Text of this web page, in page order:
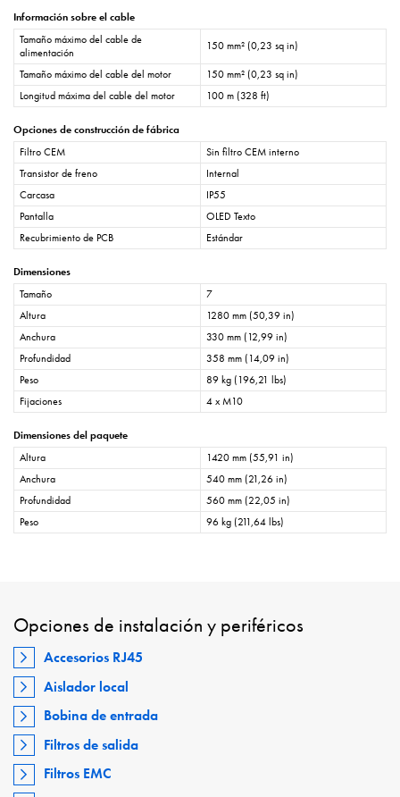
Información sobre el cable
Tamaño máximo del cable de
alimentación
150 mm² (0,23 sq in)
Tamaño máximo del cable del motor
150 mm² (0,23 sq in)
Longitud máxima del cable del motor
100 m (328 ft)
Opciones de construcción de fábrica
Filtro CEM
Sin filtro CEM interno
Transistor de freno
Internal
Carcasa
IP55
Pantalla
OLED Texto
Recubrimiento de PCB
Estándar
Dimensiones
Tamaño
7
Altura
1280 mm (50,39 in)
Anchura
330 mm (12,99 in)
Profundidad
358 mm (14,09 in)
Peso
89 kg (196,21 lbs)
Fijaciones
4 x M10
Dimensiones del paquete
Altura
1420 mm (55,91 in)
Anchura
540 mm (21,26 in)
Profundidad
560 mm (22,05 in)
Peso
96 kg (211,64 lbs)
Opciones de instalación y periféricos
Accesorios RJ45
Aislador local
Bobina de entrada
Filtros de salida
Filtros EMC